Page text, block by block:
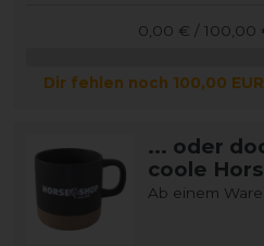
0,00 € / 100,00
Dir fehlen noch 100,00
... oder
coole
Ab einem